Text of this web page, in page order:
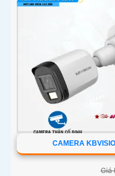
CAMERA
Giá